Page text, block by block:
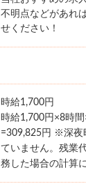
不明点などがあれ
せください！
時給1,700円
時給1,700円×8時
=309,825円 ※深夜
ていません。残業
務した場合の計算